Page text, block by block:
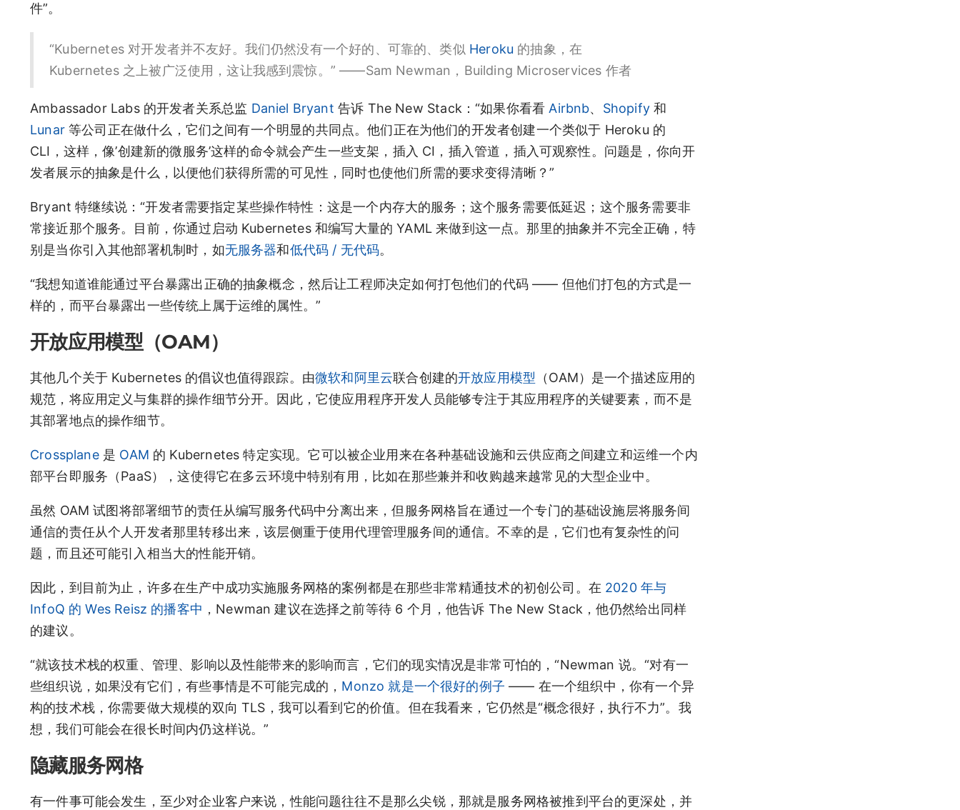
件”。
“Kubernetes 对开发者并不友好。我们仍然没有一个好的、可靠的、类似 Heroku 的抽象，在
Kubernetes 之上被广泛使用，这让我感到震惊。” ——Sam Newman，Building Microservices 作者
Ambassador Labs 的开发者关系总监 Daniel Bryant 告诉 The New Stack：“如果你看看Airbnb、 Shopify和
Lunar等公司正在做什么，它们之间有一个明显的共同点。他们正在为他们的开发者创建一个类似于 Heroku 的
CLI，这样，像’创建新的微服务’这样的命令就会产生一些支架，插入 CI，插入管道，插入可观察性。问题是，你向开
发者展示的抽象是什么，以便他们获得所需的可见性，同时也使他们所需的要求变得清晰？”
Bryant 特继续说：“开发者需要指定某些操作特性：这是一个内存大的服务；这个服务需要低延迟；这个服务需要非
常接近那个服务。目前，你通过启动 Kubernetes 和编写大量的 YAML 来做到这一点。那里的抽象并不完全正确，特
别是当你引入其他部署机制时，如无服务器和低代码 / 无代码。
“我想知道谁能通过平台暴露出正确的抽象概念，然后让工程师决定如何打包他们的代码 —— 但他们打包的方式是一
样的，而平台暴露出一些传统上属于运维的属性。”
开放应用模型（OAM）
其他几个关于 Kubernetes 的倡议也值得跟踪。由微软和阿里云联合创建的开放应用模型
（OAM）是一个描述应用的
规范，将应用定义与集群的操作细节分开。因此，它使应用程序开发人员能够专注于其应用程序的关键要素，而不是
其部署地点的操作细节。
Crossplane是 OAM 的 Kubernetes 特定实现。它可以被企业用来在各种基础设施和云供应商之间建立和运维一个内
部平台即服务（PaaS），这使得它在多云环境中特别有用，比如在那些兼并和收购越来越常见的大型企业中。
虽然 OAM 试图将部署细节的责任从编写服务代码中分离出来，但服务网格旨在通过一个专门的基础设施层将服务间
通信的责任从个人开发者那里转移出来，该层侧重于使用代理管理服务间的通信。不幸的是，它们也有复杂性的问
题，而且还可能引入相当大的性能开销。
因此，到目前为止，许多在生产中成功实施服务网格的案例都是在那些非常精通技术的初创公司。在 2020 年与
InfoQ 的 Wes Reisz 的播客中 ，Newman 建议在选择之前等待 6 个月，他告诉 The New Stack，他仍然给出同样
的建议。
“就该技术栈的权重、管理、影响以及性能带来的影响而言，它们的现实情况是非常可怕的，“Newman 说。“对有一
些组织说，如果没有它们，有些事情是不可能完成的， Monzo 就是一个很好的例子 —— 在一个组织中，你有一个异
构的技术栈，你需要做大规模的双向 TLS，我可以看到它的价值。但在我看来，它仍然是“概念很好，执行不力”。我
想，我们可能会在很长时间内仍这样说。”
隐藏服务网格
有一件事可能会发生，至少对企业客户来说，性能问题往往不是那么尖锐，那就是服务网格被推到平台的更深处，并